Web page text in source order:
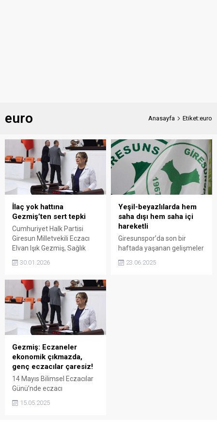
euro Anasayfa Etiket:euro
İlaç yok hattına
Gezmiş’ten sert tepki
Cumhuriyet Halk Partisi
Giresun Milletvekili Eczacı
Elvan Işık Gezmiş, Sağlık
geçirdiği “İlaç Yok Hattı”
olmadığını belirterek, ilaca
erişim krizinin politika
değişikliğiyle aşılabileceğini
söyledi.
30.01.2026
Yeşil-beyazlılarda hem
saha dışı hem saha içi
hareketli
Giresunspor’da son bir
haftada yaşanan gelişmeler
dikkat çekti. Ekonomik tablo,
23.06.2025
Gezmiş: Eczaneler
ekonomik çıkmazda,
genç eczacılar çaresiz!
14 Mayıs Bilimsel Eczacılar
Günü’nde eczacı
gündeme taşıyan CHP
15.05.2025